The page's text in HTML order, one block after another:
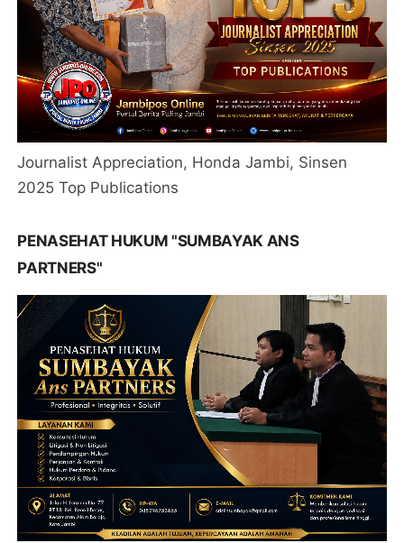
Journalist Appreciation, Honda Jambi, Sinsen
2025 Top Publications
PENASEHAT HUKUM "SUMBAYAK ANS
PARTNERS"